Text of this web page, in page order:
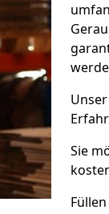
Unser
Sie